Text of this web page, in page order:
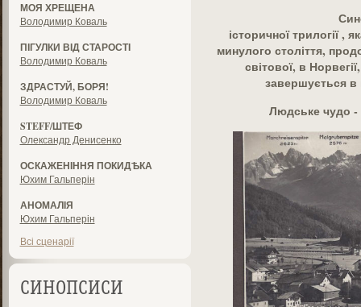
МОЯ ХРЕЩЕНА
Володимир Коваль
ПІГУЛКИ ВІД СТАРОСТІ
Володимир Коваль
ЗДРАСТУЙ, БОРЯ!
Володимир Коваль
STEFF/ШТЕФ
Олександр Денисенко
ОСКАЖЕНІННЯ ПОКИДѢКА
Юхим Гальперін
АНОМАЛІЯ
Юхим Гальперін
Всі сценарії
СИНОПСИСИ
історичної трилогії ,
минулого століття,
світової, в
завершується
Людське чудо -